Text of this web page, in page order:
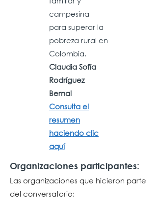
campesina
para superar la
pobreza rural en
Colombia.
Claudia Sofía
Rodríguez
Bernal
Consulta el
resumen
haciendo clic
aquí
Organizaciones participantes:
Las organizaciones que hicieron parte
del conversatorio: